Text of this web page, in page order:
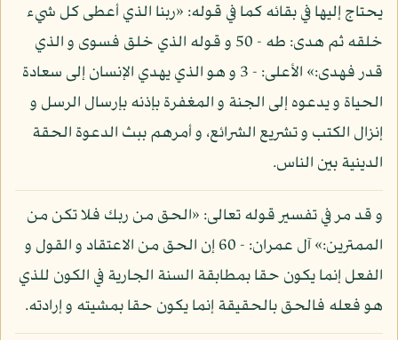
يحتاج إليها في بقائه كما في قوله: «ربنا الذي أعطى كل شيء
خلقه ثم هدى: طه - 50 و قوله الذي خلق فسوى و الذي
قدر فهدى:» الأعلى: - 3 و هو الذي يهدي الإنسان إلى سعادة
الحياة و يدعوه إلى الجنة و المغفرة بإذنه بإرسال الرسل و
إنزال الكتب و تشريع الشرائع، و أمرهم ببث الدعوة الحقة
الدينية بين الناس.
و قد مر في تفسير قوله تعالى: «الحق من ربك فلا تكن من
الممترين:» آل عمران: - 60 إن الحق من الاعتقاد و القول و
الفعل إنما يكون حقا بمطابقة السنة الجارية في الكون للذي
هو فعله فالحق بالحقيقة إنما يكون حقا بمشيته و إرادته.